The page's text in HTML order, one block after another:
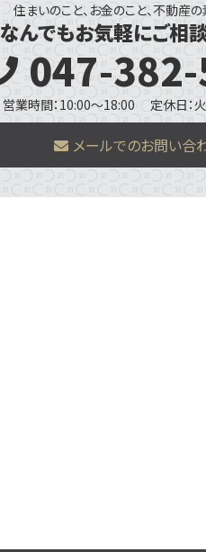
住まいのこと、お金のこと、不動産
なんでもお気軽にご相
047-
営業時間：10:00～18:00 定休日：
メールでのお問い合